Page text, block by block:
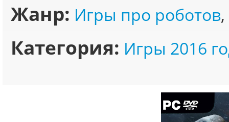
Жанр: Игры про роботов,
Категория: Игры 2016